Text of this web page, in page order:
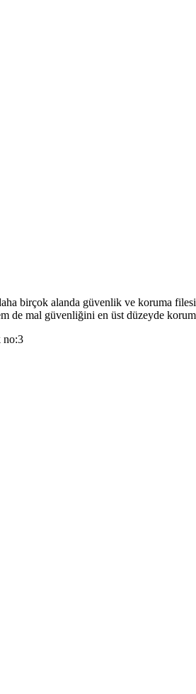
birçok alanda güvenlik ve koruma
de mal güvenliğini en üst düzeyde
no:3